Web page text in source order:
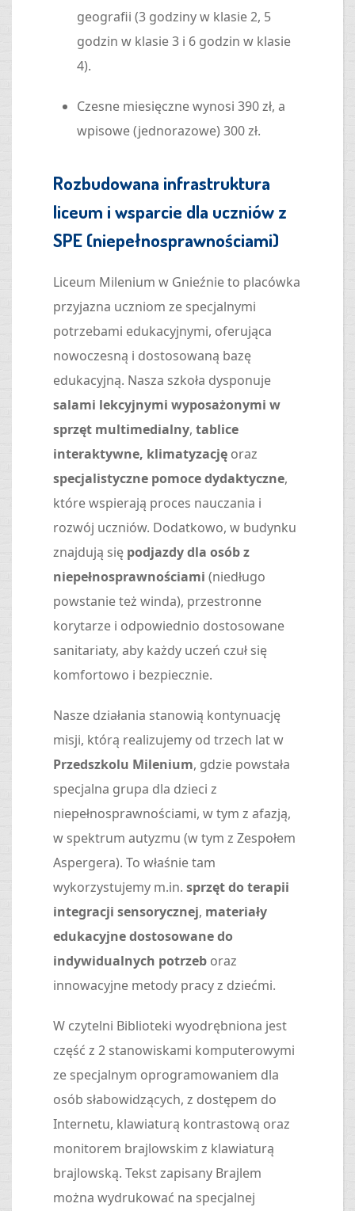
geografii (3 godziny w klasie 2, 5
godzin w klasie 3 i 6 godzin w klasie
4).
Czesne miesięczne wynosi 390 zł, a
wpisowe (jednorazowe) 300 zł.
Rozbudowana infrastruktura
liceum i wsparcie dla uczniów z
SPE (niepełnosprawnościami)
Liceum Milenium w Gnieźnie to placówka
przyjazna uczniom ze specjalnymi
potrzebami edukacyjnymi, oferująca
nowoczesną i dostosowaną bazę
edukacyjną. Nasza szkoła dysponuje
salami lekcyjnymi wyposażonymi w
sprzęt multimedialny, tablice
interaktywne, klimatyzację oraz
specjalistyczne pomoce dydaktyczne,
które wspierają proces nauczania i
rozwój uczniów. Dodatkowo, w budynku
znajdują się podjazdy dla osób z
niepełnosprawnościami (niedługo
powstanie też winda), przestronne
korytarze i odpowiednio dostosowane
sanitariaty, aby każdy uczeń czuł się
komfortowo i bezpiecznie.
Nasze działania stanowią kontynuację
misji, którą realizujemy od trzech lat w
Przedszkolu Milenium, gdzie powstała
specjalna grupa dla dzieci z
niepełnosprawnościami, w tym z afazją,
w spektrum autyzmu (w tym z Zespołem
Aspergera). To właśnie tam
wykorzystujemy m.in. sprzęt do terapii
integracji sensorycznej, materiały
edukacyjne dostosowane do
indywidualnych potrzeb oraz
innowacyjne metody pracy z dziećmi.
W czytelni Biblioteki wyodrębniona jest
część z 2 stanowiskami komputerowymi
ze specjalnym oprogramowaniem dla
osób słabowidzących, z dostępem do
Internetu, klawiaturą kontrastową oraz
monitorem brajlowskim z klawiaturą
brajlowską. Tekst zapisany Brajlem
można wydrukować na specjalnej